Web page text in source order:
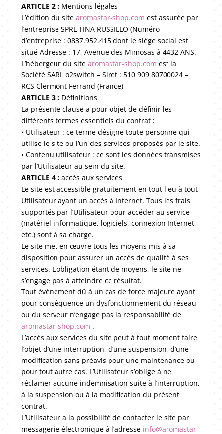
ARTICLE 2 :Mentions légales
L’édition du site aromastar-shop.com est assurée par
l’entreprise SPRL TINA RUSSILLO (Numéro
d’entreprise : 0837.952.415 dont le siège social est
situé Adresse : 17, Avenue des Mimosas à 4432 ANS.
L’hébergeur du site aromastar-shop.com est la
Société SARL o2switch – Siret : 510 909 80700024 –
RCS Clermont Ferrand (France)
ARTICLE 3 :Définitions
La présente clause a pour objet de définir les
différents termes essentiels du contrat :
• Utilisateur : ce terme désigne toute personne qui
utilise le site ou l’un des services proposés par le site.
• Contenu utilisateur : ce sont les données transmises
par l’Utilisateur au sein du site.
ARTICLE 4 :accès aux services
Le site est accessible gratuitement en tout lieu à tout
Utilisateur ayant un accès à Internet. Tous les frais
supportés par l’Utilisateur pour accéder au service
(matériel informatique, logiciels, connexion Internet,
etc.) sont à sa charge.
Le site met en œuvre tous les moyens mis à sa
disposition pour assurer un accès de qualité à ses
services. L’obligation étant de moyens, le site ne
s’engage pas à atteindre ce résultat.
Tout événement dû à un cas de force majeure ayant
pour conséquence un dysfonctionnement du réseau
ou du serveur n’engage pas la responsabilité de
aromastar-shop.com .
L’accès aux services du site peut à tout moment faire
l’objet d’une interruption, d’une suspension, d’une
modification sans préavis pour une maintenance ou
pour tout autre cas. L’Utilisateur s’oblige à ne
réclamer aucune indemnisation suite à l’interruption,
à la suspension ou à la modification du présent
contrat.
L’Utilisateur a la possibilité de contacter le site par
messagerie électronique à l’adresseinfo@aromastar-